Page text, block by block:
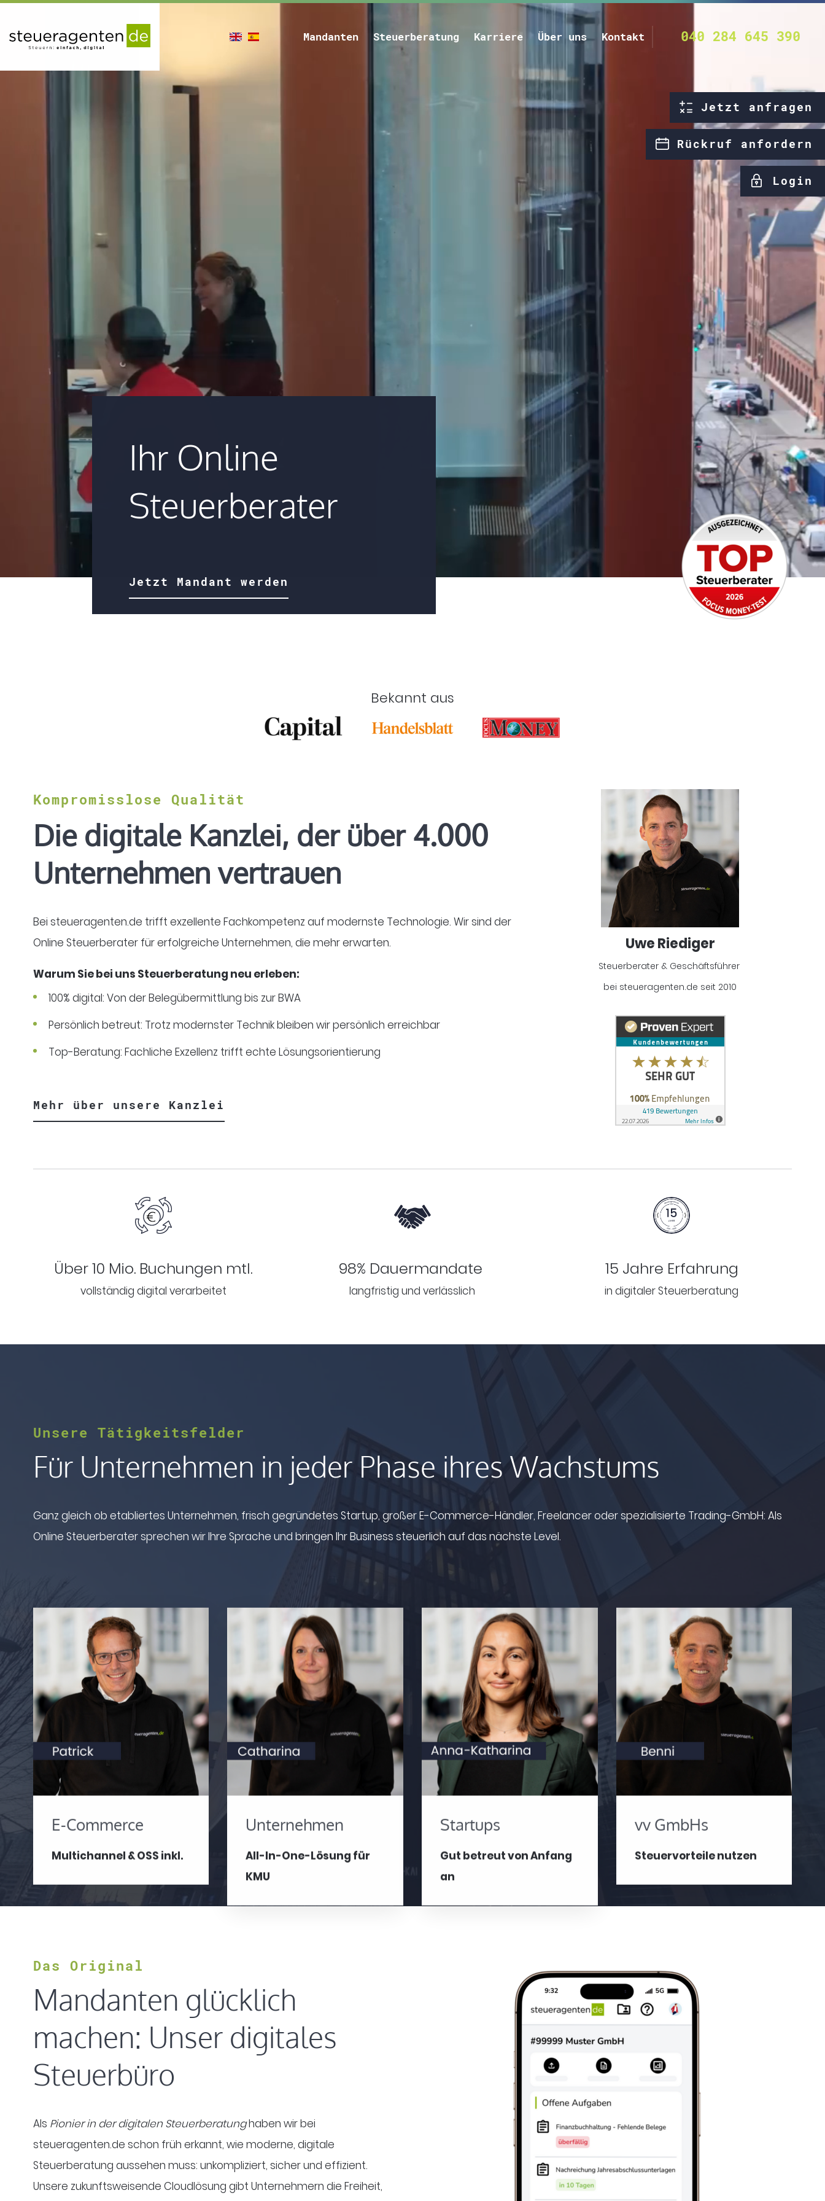
en es Mandanten Steuerberatung Karriere Über uns Kontakt 040 284 645 390
Ihr Online
Steuerberater
Jetzt Mandant werden
Bekannt aus
Kompromisslose Qualität
Die digitale Kanzlei, der über 4.000
Unternehmen vertrauen
Bei steueragenten.de trifft exzellente Fachkompetenz auf modernste Technologie. Wir sind der
Online Steuerberater für erfolgreiche Unternehmen, die mehr erwarten.
Warum Sie bei uns Steuerberatung neu erleben:
100% digital: Von der Belegübermittlung bis zur BWA
Persönlich betreut: Trotz modernster Technik bleiben wir persönlich erreichbar
Top-Beratung: Fachliche Exzellenz trifft echte Lösungsorientierung
Mehr über unsere Kanzlei
Uwe Riediger
Steuerberater & Geschäftsführer
bei steueragenten.de seit 2010
Über 10 Mio. Buchungen mtl.
vollständig digital verarbeitet
98% Dauermandate
langfristig und verlässlich
15 Jahre Erfahrung
in digitaler Steuerberatung
Unsere Tätigkeitsfelder
Für Unternehmen in jeder Phase ihres Wachstums
Ganz gleich ob etabliertes Unternehmen, frisch gegründetes Startup, großer E-Commerce-Händler, Freelancer oder spezialisierte Trading-GmbH: Als
Online Steuerberater sprechen wir Ihre Sprache und bringen Ihr Business steuerlich auf das nächste Level.
E-Commerce
Multichannel & OSS inkl.
Unternehmen
All-In-One-Lösung für
KMU
Startups
Gut betreut von Anfang
an
vv GmbHs
Steuervorteile nutzen
Das Original
Mandanten glücklich
machen: Unserdigitales
Steuerbüro
Als Pionier in der digitalen Steuerberatunghaben wir bei
steueragenten.de schon früh erkannt, wie moderne, digitale
Steuerberatung aussehen muss: unkompliziert, sicher und effizient.
Unsere zukunftsweisende Cloudlösung gibt Unternehmern die Freiheit,
Jetzt anfragen
Rückruf anfordern
Login